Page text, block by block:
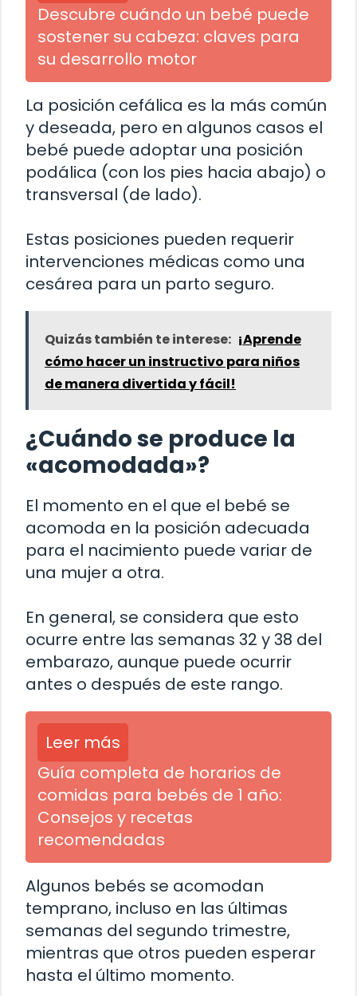
Descubre cuándo un bebé puede
sostener su cabeza: claves para
su desarrollo motor
La posición cefálica es la más común
y deseada, pero en algunos casos el
bebé puede adoptar una posición
podálica (con los pies hacia abajo) o
transversal (de lado).
Estas posiciones pueden requerir
intervenciones médicas como una
cesárea para un parto seguro.
Quizás también te interese: ¡Aprende
cómo hacer un instructivo para niños
de manera divertida y fácil!
¿Cuándo se produce la
«acomodada»?
El momento en el que el bebé se
acomoda en la posición adecuada
para el nacimiento puede variar de
una mujer a otra.
En general, se considera que esto
ocurre entre las semanas 32 y 38 del
embarazo, aunque puede ocurrir
antes o después de este rango.
Leer más
Guía completa de horarios de
comidas para bebés de 1 año:
Consejos y recetas
recomendadas
Algunos bebés se acomodan
temprano, incluso en las últimas
semanas del segundo trimestre,
mientras que otros pueden esperar
hasta el último momento.